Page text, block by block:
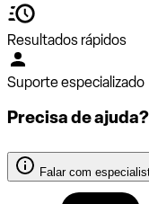
Resultados rápidos
Suporte especializado
Precisa de ajuda?
Falar com